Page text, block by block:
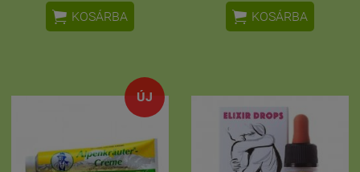
 KOSÁRBA  KOSÁRBA
ÚJ